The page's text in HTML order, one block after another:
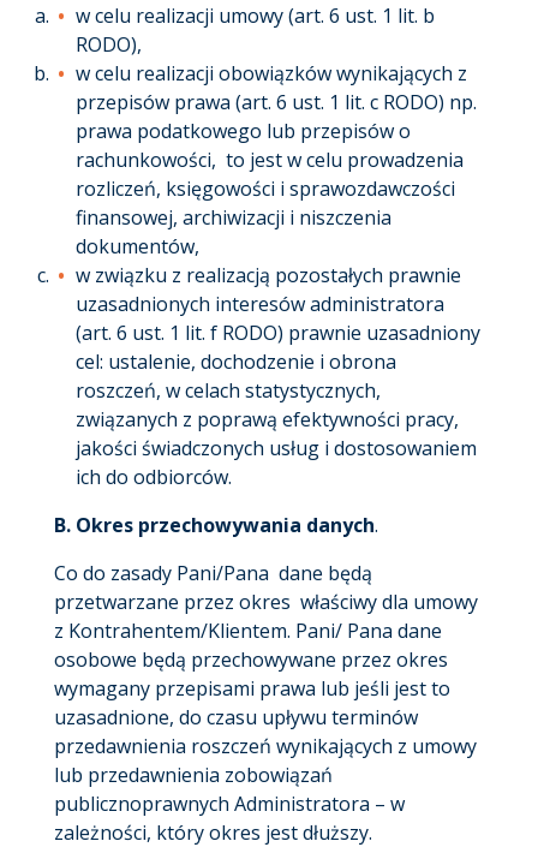
w celu realizacji umowy (art. 6 ust. 1 lit. b
RODO),
w celu realizacji obowiązków wynikających z
przepisów prawa (art. 6 ust. 1 lit. c RODO) np.
prawa podatkowego lub przepisów o
rachunkowości, to jest w celu prowadzenia
rozliczeń, księgowości i sprawozdawczości
finansowej, archiwizacji i niszczenia
dokumentów,
w związku z realizacją pozostałych prawnie
uzasadnionych interesów administratora
(art. 6 ust. 1 lit. f RODO) prawnie uzasadniony
cel: ustalenie, dochodzenie i obrona
roszczeń, w celach statystycznych,
związanych z poprawą efektywności pracy,
jakości świadczonych usług i dostosowaniem
ich do odbiorców.
B. Okres przechowywania danych.
Co do zasady Pani/Pana dane będą
przetwarzane przez okres właściwy dla umowy
z Kontrahentem/Klientem. Pani/ Pana dane
osobowe będą przechowywane przez okres
wymagany przepisami prawa lub jeśli jest to
uzasadnione, do czasu upływu terminów
przedawnienia roszczeń wynikających z umowy
lub przedawnienia zobowiązań
publicznoprawnych Administratora – w
zależności, który okres jest dłuższy.